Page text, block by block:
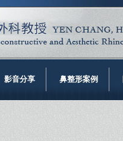
影音分享 鼻整形案例